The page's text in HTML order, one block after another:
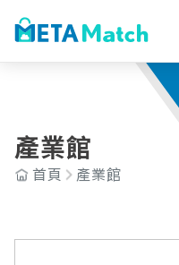
AI 客服
產業館
首頁 產業館
智慧零售
智慧金融